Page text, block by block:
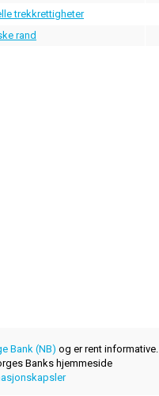
trekkrettigheter
rand
Bank (NB) og er rent informative.
Banks hjemmeside